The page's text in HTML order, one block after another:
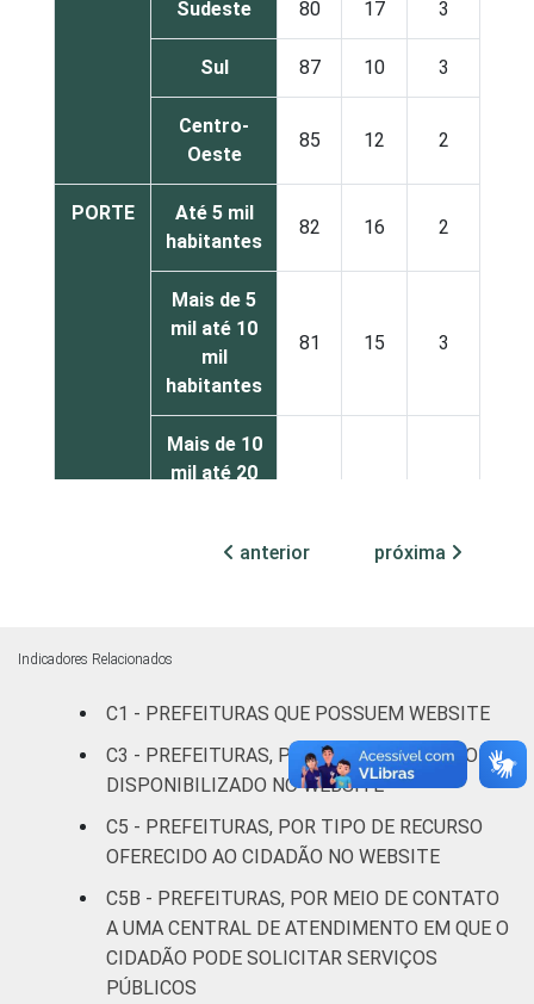
Sudeste 80 17 3
Sul 87 10 3
Centro-
Oeste
85 12 2
PORTE
Até 5 mil
habitantes
82 16 2
Mais de 5
mil até 10
mil
habitantes
81 15 3
Mais de 10
mil até 20
mil até
100 mil
habitantes
95 5
100 mil
até 500
mil
habitantes
94 5 2
anterior próxima
Indicadores Relacionados
C1 - PREFEITURAS QUE POSSUEM WEBSITE
C3 - PREFEITURAS, POR TIPO DE SERVIÇO
DISPONIBILIZADO NO WEBSITE
C5 - PREFEITURAS, POR TIPO DE RECURSO
OFERECIDO AO CIDADÃO NO WEBSITE
C5B - PREFEITURAS, POR MEIO DE CONTATO
A UMA CENTRAL DE ATENDIMENTO EM QUE O
CIDADÃO PODE SOLICITAR SERVIÇOS
PÚBLICOS